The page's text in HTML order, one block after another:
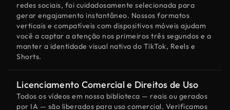
redes sociais, foi cuidadosamente selecionada para
gerar engajamento instantâneo. Nossos formatos
verticais e compatíveis com dispositivos móveis ajudam
você a captar a atenção nos primeiros três segundos e a
manter a identidade visual nativa do TikTok, Reels e
Shorts.
Licenciamento Comercial e Direitos de Uso
Todos os vídeos em nossa biblioteca — reais ou gerados
por IA — são liberados para uso comercial. Verificamos